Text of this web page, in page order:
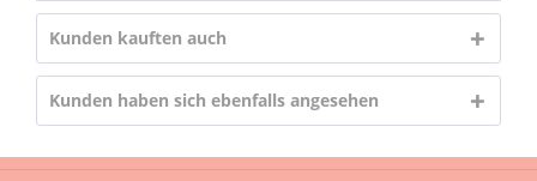
Kunden kauften auch
Kunden haben sich ebenfalls angesehen